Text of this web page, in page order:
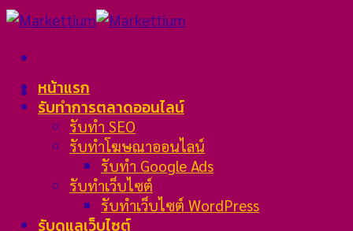
Skip
content
หน้าแรก
รับทำการตลาดออนไลน์
รับทำ SEO
รับทำโฆษณาออนไลน์
รับทำ Google Ads
รับทำเว็บไซต์
รับทำเว็บไซต์ WordPress
รับดูแลเว็บไซต์